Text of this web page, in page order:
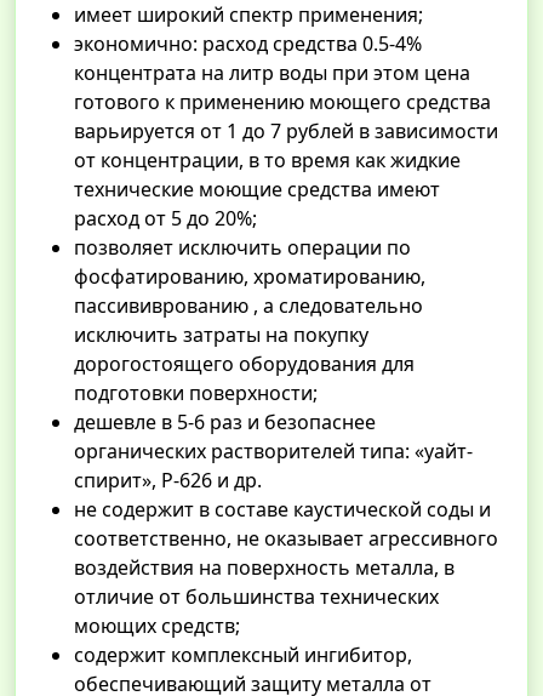
имеет широкий спектр применения;
экономично: расход средства 0.5-4%
концентрата на литр воды при этом цена
готового к применению моющего средства
варьируется от 1 до 7 рублей в зависимости
от концентрации, в то время как жидкие
технические моющие средства имеют
расход от 5 до 20%;
позволяет исключить операции по
фосфатированию, хроматированию,
пассививрованию , а следовательно
исключить затраты на покупку
дорогостоящего оборудования для
подготовки поверхности;
дешевле в 5-6 раз и безопаснее
органических растворителей типа: «уайт-
спирит», Р-626 и др.
не содержит в составе каустической соды и
соответственно, не оказывает агрессивного
воздействия на поверхность металла, в
отличие от большинства технических
моющих средств;
содержит комплексный ингибитор,
обеспечивающий защиту металла от